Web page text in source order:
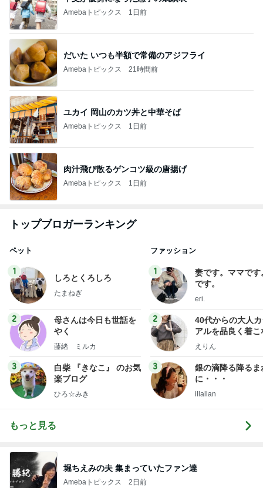
Amebaトピックス 1日前
だいた いつも半額で常備のアジフライ
Amebaトピックス 21時間前
ユカイ 岡山のカツ丼と中華そば
Amebaトピックス 1日前
肉汁飛び散るゲンコツ級の唐揚げ
Amebaトピックス 1日前
トップブロガーランキング
ペット
1
しろとくろしろ
たまねぎ
2
母さんは今日も世話を
やく
藤緒 ミルカ
3
白柴 『きなこ』 のお気
楽ブログ
ひろ☆みき
ファッション
1
妻です。ママです
です。
eri.
2
40代からの大人
アルを品良く着こ
ファッションブロ
えりん
3
銀の滴降る降るま
に・・・
illallan
もっと見る
堀ちえみの夫 集まっていたファン達
Amebaトピックス 2日前